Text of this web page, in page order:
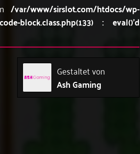
/var/www/sirslot.com/htdocs/wp-
block.class.php(133) : eval()'d
Gestaltet von
Ash Gaming